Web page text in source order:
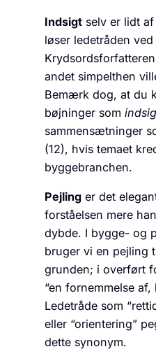
Indsigt selv er lidt
løser ledetråden
andet simpelthen
Bemærk dog, at du
bøjninger som
sammensætninger
(12), hvis temaet
byggebranchen.
Pejling er det
forståelsen mere
dybde. I bygge- og
bruger vi en pejling
grunden; i overført
“en fornemmelse
Ledetråde som
eller “orientering”
dette synonym.